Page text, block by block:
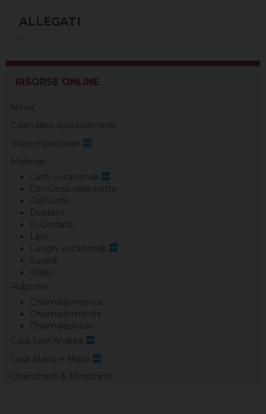
RISORSE ONLINE
News
Calendario appuntamenti
Visione pastorale
Materiali
Canti vocazionali
Con Gesù nella notte
CorCordis
Depliant
In Cordata
Libri
Luoghi vocazionali
Sussidi
Video
Rubriche
Chiamadomenica
Chiamadomanda
Chiamalastrada
Casa Sant’Andrea
Casa Marta e Maria
Chierichetti & Ministranti